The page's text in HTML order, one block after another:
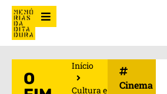
O
Início
Cultura e
Cinema